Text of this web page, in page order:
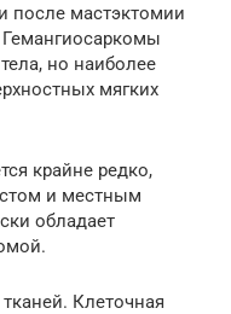
после мастэктомии
но наиболее
мягких
крайне редко,
и местным
обладает
Клеточная